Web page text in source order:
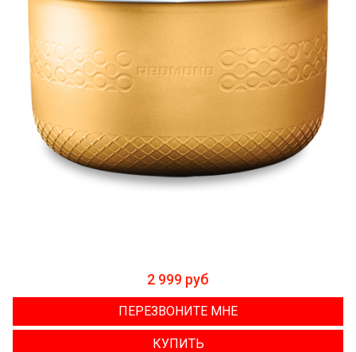
2 999 руб
ПЕРЕЗВОНИТЕ МНЕ
КУПИТЬ